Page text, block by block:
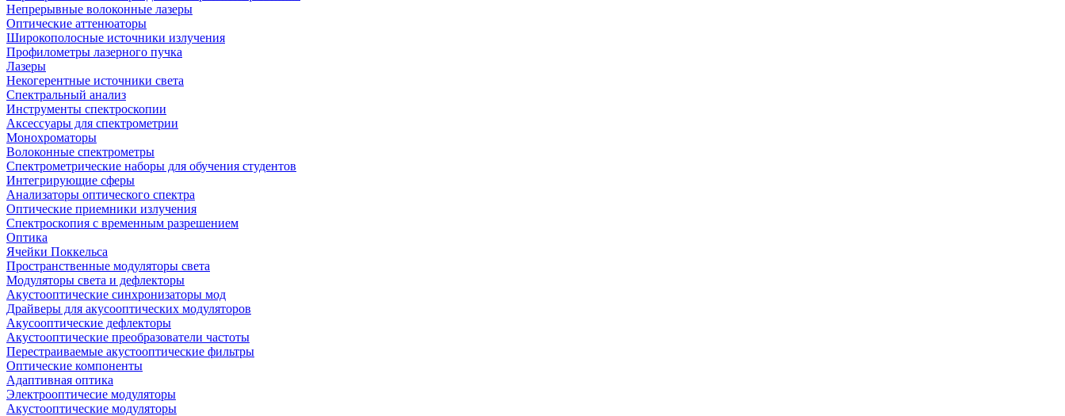
Непрерывные волоконные лазеры
Оптические аттенюаторы
Широкополосные источники излучения
Профилометры лазерного пучка
Лазеры
Некогерентные источники света
Спектральный анализ
Инструменты спектроскопии
Аксессуары для спектрометрии
Монохроматоры
Волоконные спектрометры
Спектрометрические наборы для обучения студентов
Интегрирующие сферы
Анализаторы оптического спектра
Оптические приемники излучения
Спектроскопия с временным разрешением
Оптика
Ячейки Поккельса
Пространственные модуляторы света
Модуляторы света и дефлекторы
Акустооптические синхронизаторы мод
Драйверы для акусооптических модуляторов
Акусооптические дефлекторы
Акустооптические преобразователи частоты
Перестраиваемые акустооптические фильтры
Оптические компоненты
Адаптивная оптика
Электрооптичесие модуляторы
Акустооптические модуляторы